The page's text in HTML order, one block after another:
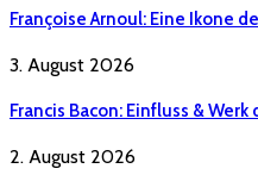
Françoise Arnoul: Eine Ikone
3. August 2026
Francis Bacon: Einfluss & Werk
2. August 2026